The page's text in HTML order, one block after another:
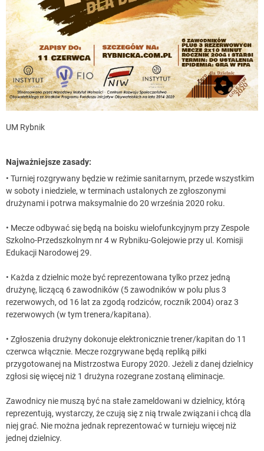
UM Rybnik
Najważniejsze zasady:
• Turniej rozgrywany będzie w reżimie sanitarnym, przede wszystkim
w soboty i niedziele, w terminach ustalonych ze zgłoszonymi
drużynami i potrwa maksymalnie do 20 września 2020 roku.
• Mecze odbywać się będą na boisku wielofunkcyjnym przy Zespole
Szkolno-Przedszkolnym nr 4 w Rybniku-Golejowie przy ul. Komisji
Edukacji Narodowej 29.
• Każda z dzielnic może być reprezentowana tylko przez jedną
drużynę, liczącą 6 zawodników (5 zawodników w polu plus 3
rezerwowych, od 16 lat za zgodą rodziców, rocznik 2004) oraz 3
rezerwowych (w tym trenera/kapitana).
• Zgłoszenia drużyny dokonuje elektronicznie trener/kapitan do 11
czerwca włącznie. Mecze rozgrywane będą repliką piłki
przygotowanej na Mistrzostwa Europy 2020. Jeżeli z danej dzielnicy
zgłosi się więcej niż 1 drużyna rozegrane zostaną eliminacje.
Zawodnicy nie muszą być na stałe zameldowani w dzielnicy, którą
reprezentują, wystarczy, że czują się z nią trwale związani i chcą dla
niej grać. Nie można jednak reprezentować w turnieju więcej niż
jednej dzielnicy.